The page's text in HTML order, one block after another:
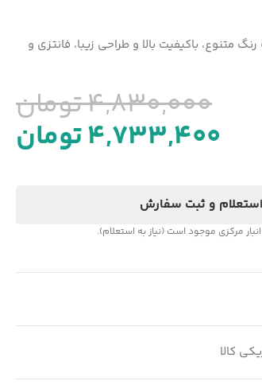
متنوع، باکیفیت بالا و طراحی زیبا، فانتزی و
4,830,000تومان
4,733,400تومان
استعلام و ثبت سفارش
انبار مرکزی موجود است (نیاز به استعلام).
کالا